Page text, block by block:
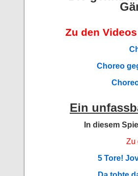
Zu den
Choreo
Ein
In diesem
Zu
5 Tore!